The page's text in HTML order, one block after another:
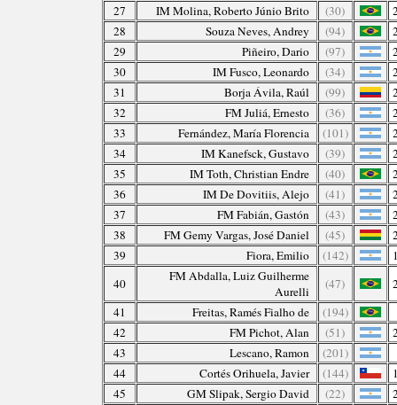
27
IM Molina, Roberto Júnio Brito (30)
28
Souza Neves, Andrey (94)
29
Piñeiro, Dario (97)
30
IM Fusco, Leonardo (34)
31
Borja Ávila, Raúl (99)
32
FM Juliá, Ernesto (36)
33
Fernández, María Florencia (101)
34
IM Kanefsck, Gustavo (39)
35
IM Toth, Christian Endre (40)
36
IM De Dovitiis, Alejo (41)
37
FM Fabián, Gastón (43)
38
FM Gemy Vargas, José Daniel (45)
39
Fiora, Emilio (142)
40
FM Abdalla, Luiz Guilherme
Aurelli
(47)
41
Freitas, Ramés Fialho de
(194)
42
FM Pichot, Alan (51)
43
Lescano, Ramon
(201)
44
Cortés Orihuela, Javier (144)
45
GM Slipak, Sergio David (22)